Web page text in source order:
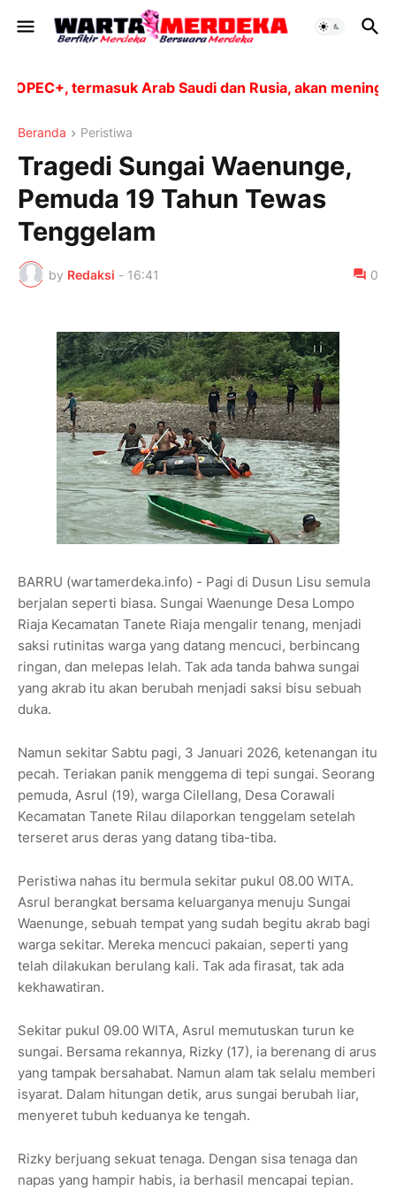
termasuk Arab Saudi dan Rusia, akan
Beranda Peristiwa
Tragedi Sungai Waenunge,
Pemuda 19 Tahun Tewas
Tenggelam
by Redaksi - 16:41 0
BARRU (wartamerdeka.info) - Pagi di Dusun Lisu semula
berjalan seperti biasa. Sungai Waenunge Desa Lompo
Riaja Kecamatan Tanete Riaja mengalir tenang, menjadi
saksi rutinitas warga yang datang mencuci, berbincang
ringan, dan melepas lelah. Tak ada tanda bahwa sungai
yang akrab itu akan berubah menjadi saksi bisu sebuah
duka.
Namun sekitar Sabtu pagi, 3 Januari 2026, ketenangan itu
pecah. Teriakan panik menggema di tepi sungai. Seorang
pemuda, Asrul (19), warga Cilellang, Desa Corawali
Kecamatan Tanete Rilau dilaporkan tenggelam setelah
terseret arus deras yang datang tiba-tiba.
Peristiwa nahas itu bermula sekitar pukul 08.00 WITA.
Asrul berangkat bersama keluarganya menuju Sungai
Waenunge, sebuah tempat yang sudah begitu akrab bagi
warga sekitar. Mereka mencuci pakaian, seperti yang
telah dilakukan berulang kali. Tak ada firasat, tak ada
kekhawatiran.
Sekitar pukul 09.00 WITA, Asrul memutuskan turun ke
sungai. Bersama rekannya, Rizky (17), ia berenang di arus
yang tampak bersahabat. Namun alam tak selalu memberi
isyarat. Dalam hitungan detik, arus sungai berubah liar,
menyeret tubuh keduanya ke tengah.
Rizky berjuang sekuat tenaga. Dengan sisa tenaga dan
napas yang hampir habis, ia berhasil mencapai tepian.